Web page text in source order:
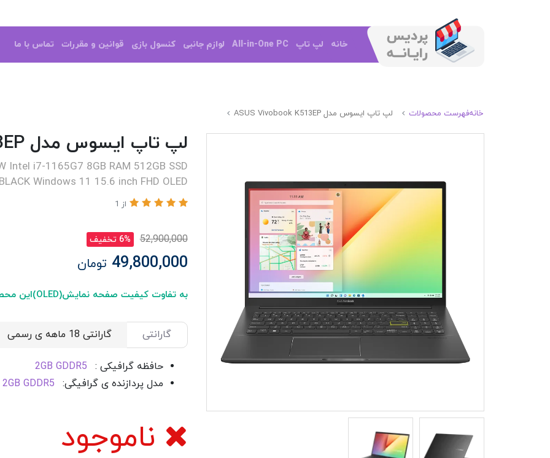
خانه لپ تاپ All-in-One PC لوازم جانبی کنسول بازی قوانین و مقررات تماس با ما
خانهفهرست محصولات لپ تاپ ایسوس مدل ASUS Vivobook K513EP
لپ تاپ ایسوس مدل ASUS Vivobook K513EP
Intel i7-1165G7 8GB RAM 512GB SSD
Windows 11 15.6 inch FHD OLED
از 1
52,900,000 6% تخفیف
49,800,000 تومان
به تفاوت کیفیت صفحه نمایش(OLED)این محصول با مدل های مشابه توجه بفرمایید .
گارانتی
حافظه گرافیکی :
2GB GDDR5
مدل پردازنده ی گرافیگی:
GDDR5
ناموجود